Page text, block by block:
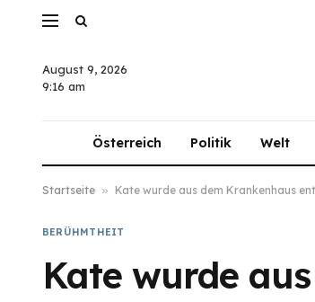
August 9, 2026
9:16 am
Österreich Politik Welt
Startseite » Kate wurde aus dem Krankenhaus
BERÜHMTHEIT
Kate wurde